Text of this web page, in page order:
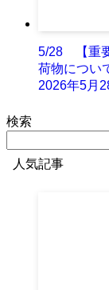
5/28 【重
荷物につい
2026年5月
検索
人気記事